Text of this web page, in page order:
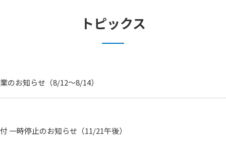
監視・映像40件
トピックス
のお知らせ（8/12〜8/14）
一時停止のお知らせ（11/21午後）